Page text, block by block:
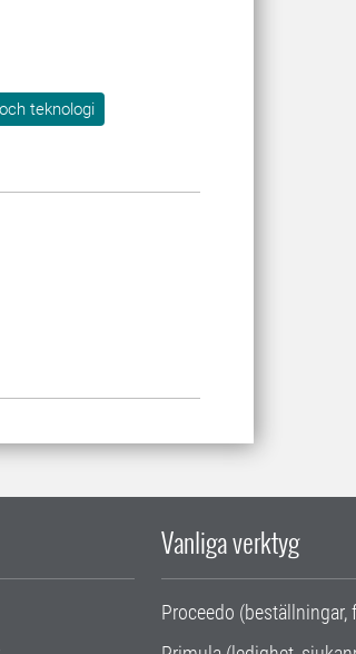
teknologi
Vanliga verktyg
Proceedo (beställningar,